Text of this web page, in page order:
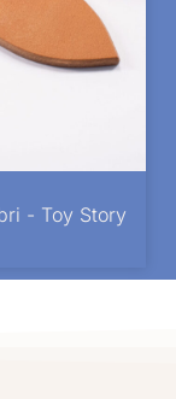
- Toy Story